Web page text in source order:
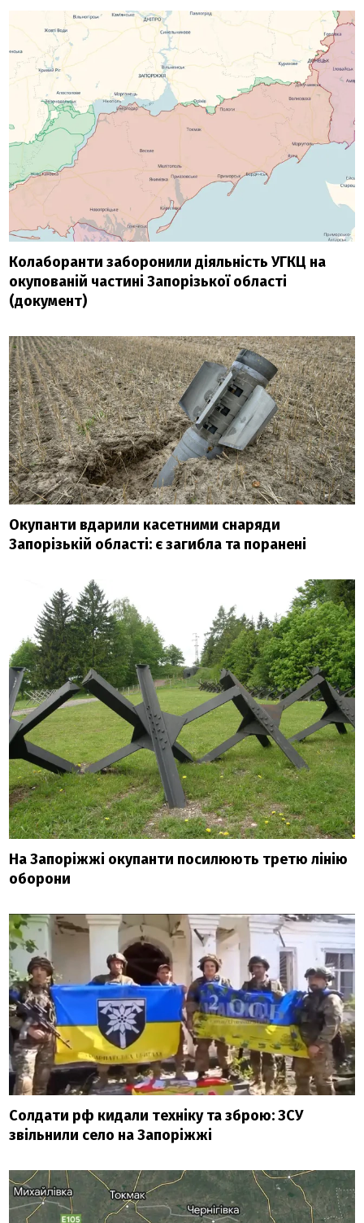
Колаборанти заборонили діяльність УГКЦ на
окупованій частині Запорізької області
(документ)
Окупанти вдарили касетними снаряди
Запорізькій області: є загибла та поранені
На Запоріжжі окупанти посилюють третю лінію
оборони
Солдати рф кидали техніку та зброю: ЗСУ
звільнили село на Запоріжжі